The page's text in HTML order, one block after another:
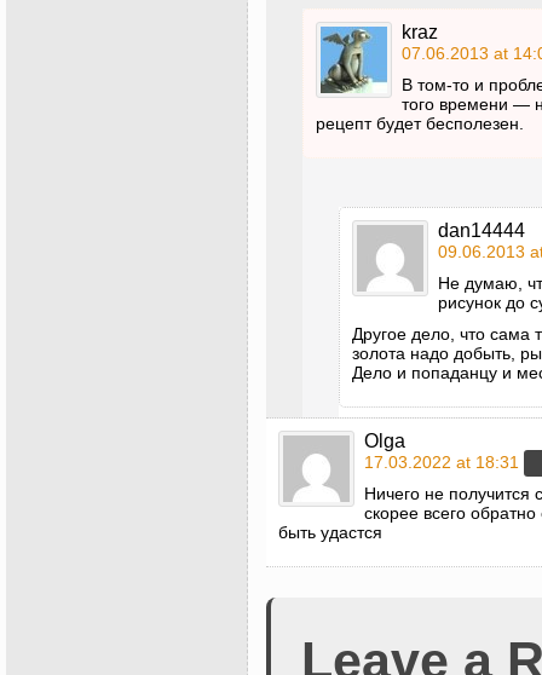
kraz
07.06.2013 at
В том-то и
того времени —
рецепт будет бесполезен.
dan14444
09.06.2013
Не думаю,
рисунок до
Другое дело, что сама
золота надо добыть,
Дело и попаданцу и
Olga
17.03.2022 at 18:31
Ничего не получится
скорее всего
быть удастся
Leave a